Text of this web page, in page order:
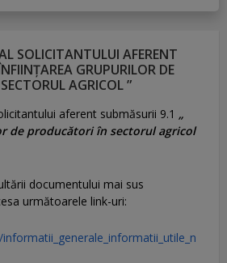
SOLICITANTULUI AFERENT
GRUPURILOR DE
AGRICOL ”
aferent submăsurii 9.1 „
de producători în sectorul agricol
documentului mai sus
următoarele link-uri: